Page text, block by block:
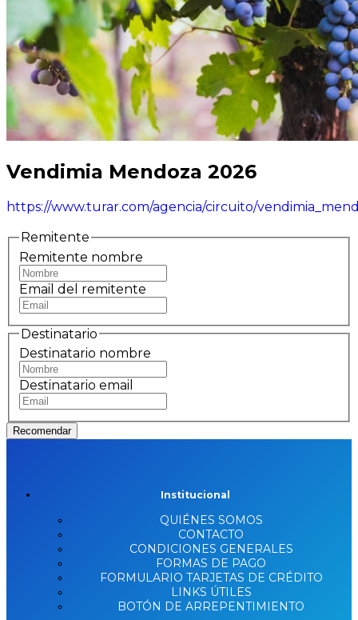
Vendimia Mendoza 2026
https://www.turar.com/agencia/circuito/
Remitente
Remitente nombre
Email del remitente
Destinatario
Destinatario nombre
Destinatario email
Recomendar
Institucional
QUIÉNES SOMOS
CONTACTO
CONDICIONES GENERALES
FORMAS DE PAGO
FORMULARIO TARJETAS DE CRÉDITO
LINKS ÚTILES
BOTÓN DE ARREPENTIMIENTO